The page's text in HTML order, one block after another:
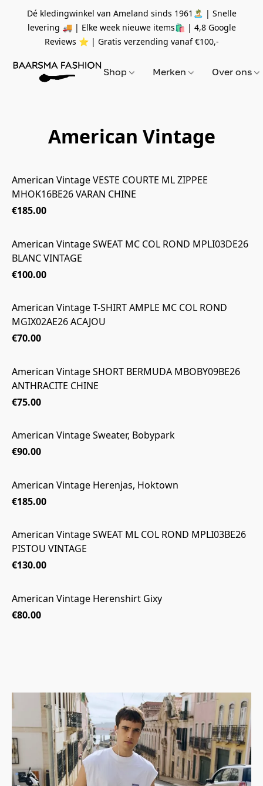
Dé kledingwinkel van Ameland sinds 1961🏝 | Snelle
levering 🚚 | Elke week nieuwe items🛍 | 4,8 Google
Reviews ⭐️ | Gratis verzending vanaf€100,-
Shop Merken Over ons
American Vintage
American Vintage VESTE COURTE ML ZIPPEE
MHOK16BE26 VARAN CHINE
€185.00
American Vintage SWEAT MC COL ROND MPLI03DE26
BLANC VINTAGE
€100.00
American Vintage T-SHIRT AMPLE MC COL ROND
MGIX02AE26 ACAJOU
€70.00
American Vintage SHORT BERMUDA MBOBY09BE26
ANTHRACITE CHINE
€75.00
American Vintage Sweater, Bobypark
€90.00
American Vintage Herenjas, Hoktown
€185.00
American Vintage SWEAT ML COL ROND MPLI03BE26
PISTOU VINTAGE
€130.00
American Vintage Herenshirt Gixy
€80.00